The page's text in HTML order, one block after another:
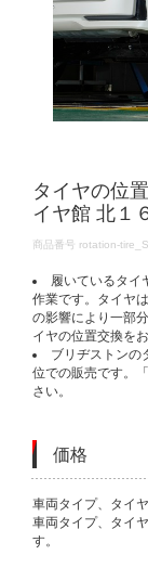
タイヤの位
イヤ館 北１
DETAILS
商品番号 rotation-
履いているタイ
作業です。タイヤ
の影響により一部
イヤの位置交換を
ブリヂストンの
位での販売です。
さい。
価格
VARIATIONS
車両タイプ、タイ
車両タイプ、タイ
す。